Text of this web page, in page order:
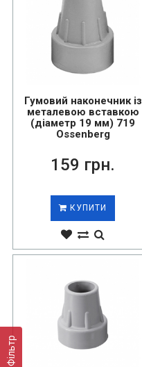
Фільтр
Гумовий наконечник із
металевою вставкою
(діаметр 19 мм) 719
Ossenberg
159 грн.
КУПИТИ